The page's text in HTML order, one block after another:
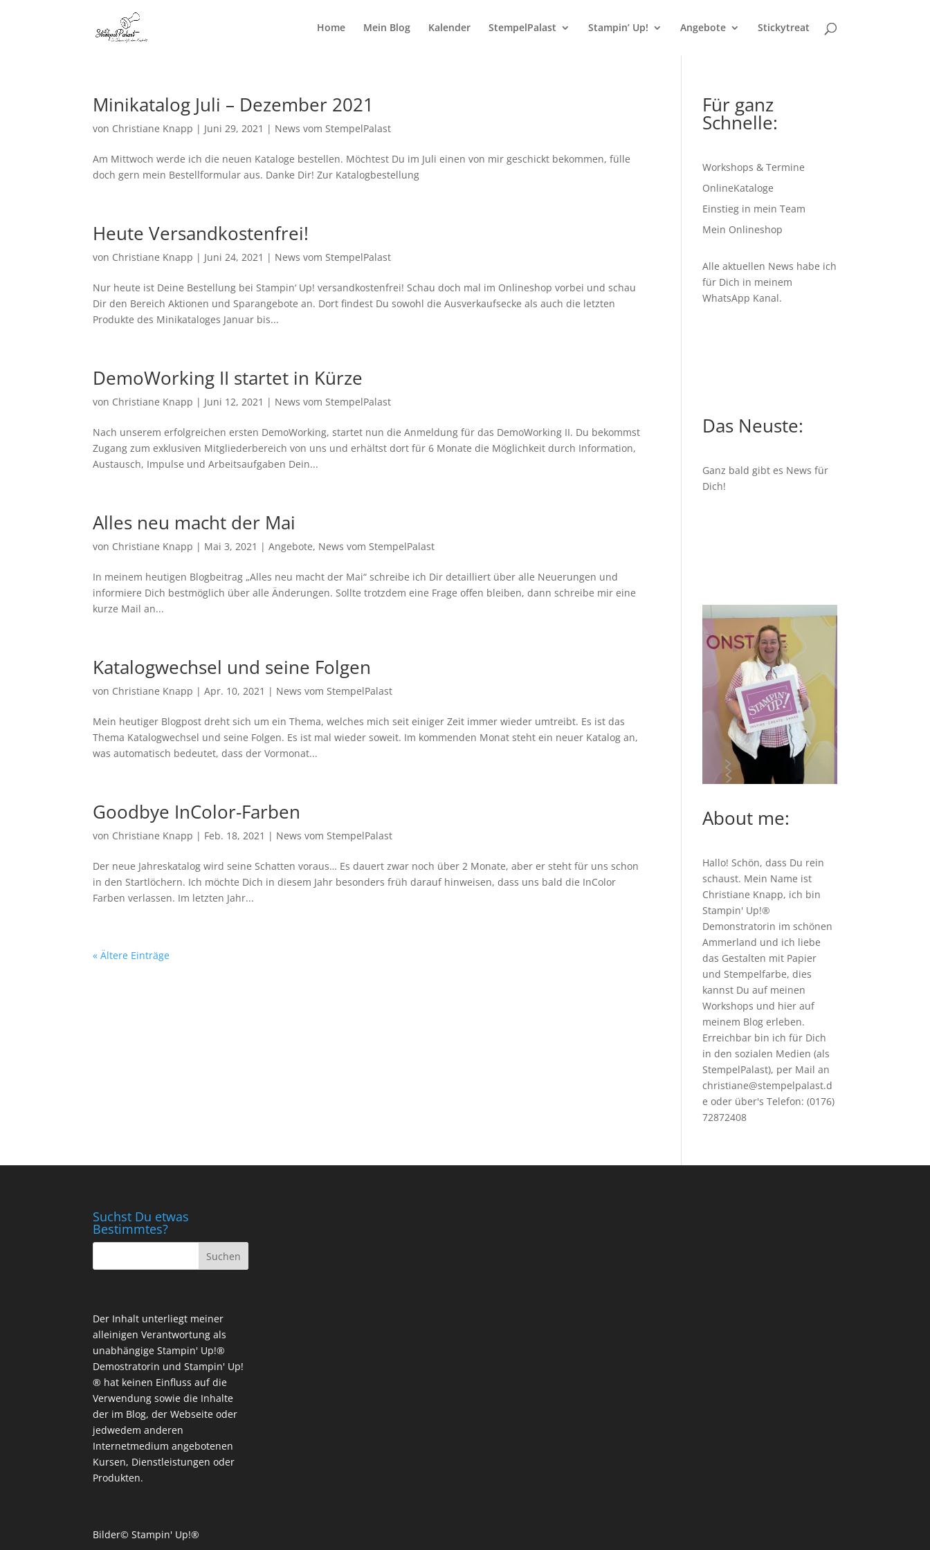
Home Mein Blog Kalender StempelPalast Stampin’ Up! Angebote Stickytreat
Minikatalog Juli – Dezember 2021
von Christiane Knapp | Juni 29, 2021 | News vom StempelPalast
Am Mittwoch werde ich die neuen Kataloge bestellen. Möchtest Du im Juli einen von mir geschickt bekommen, fülle
doch gern mein Bestellformular aus. Danke Dir! Zur Katalogbestellung
Heute Versandkostenfrei!
von Christiane Knapp | Juni 24, 2021 | News vom StempelPalast
Nur heute ist Deine Bestellung bei Stampin‘ Up! versandkostenfrei! Schau doch mal im Onlineshop vorbei und schau
Dir den Bereich Aktionen und Sparangebote an. Dort findest Du sowohl die Ausverkaufsecke als auch die letzten
Produkte des Minikataloges Januar bis...
DemoWorking II startet in Kürze
von Christiane Knapp | Juni 12, 2021 | News vom StempelPalast
Nach unserem erfolgreichen ersten DemoWorking, startet nun die Anmeldung für das DemoWorking II. Du bekommst
Zugang zum exklusiven Mitgliederbereich von uns und erhältst dort für 6 Monate die Möglichkeit durch Information,
Austausch, Impulse und Arbeitsaufgaben Dein...
Alles neu macht der Mai
von Christiane Knapp | Mai 3, 2021 |Angebote, News vom StempelPalast
In meinem heutigen Blogbeitrag „Alles neu macht der Mai“ schreibe ich Dir detailliert über alle Neuerungen und
informiere Dich bestmöglich über alle Änderungen. Sollte trotzdem eine Frage offen bleiben, dann schreibe mir eine
kurze Mail an...
Katalogwechsel und seine Folgen
von Christiane Knapp |Apr. 10, 2021 | News vom StempelPalast
Mein heutiger Blogpost dreht sich um ein Thema, welches mich seit einiger Zeit immer wieder umtreibt. Es ist das
Thema Katalogwechsel und seine Folgen. Es ist mal wieder soweit. Im kommenden Monat steht ein neuer Katalog an,
was automatisch bedeutet, dass der Vormonat...
Goodbye InColor-Farben
von Christiane Knapp | Feb. 18, 2021 | News vom StempelPalast
Der neue Jahreskatalog wird seine Schatten voraus… Es dauert zwar noch über 2 Monate, aber er steht für uns schon
in den Startlöchern. Ich möchte Dich in diesem Jahr besonders früh darauf hinweisen, dass uns bald die InColor
Farben verlassen. Im letzten Jahr...
« Ältere Einträge
Für ganz
Schnelle:
Workshops & Termine
OnlineKataloge
Einstieg in mein Team
Mein Onlineshop
Alle aktuellen News habe ich
für Dich in meinem
WhatsApp Kanal.
Das Neuste:
Ganz bald gibt es News für
Dich!
About me:
Hallo! Schön, dass Du rein
schaust. Mein Name ist
Christiane Knapp, ich bin
Stampin' Up!®
Demonstratorin im schönen
Ammerland und ich liebe
das Gestalten mit Papier
und Stempelfarbe, dies
kannst Du auf meinen
Workshops und hier auf
meinem Blog erleben.
Erreichbar bin ich für Dich
in den sozialen Medien (als
StempelPalast), per Mail an
christiane@stempelpalast.d
e oder über's Telefon: (0176)
72872408
Suchst Du etwas
Bestimmtes?
Der Inhalt unterliegt meiner
alleinigen Verantwortung als
unabhängige Stampin' Up!®
Demostratorin und Stampin' Up!
® hat keinen Einfluss auf die
Verwendung sowie die Inhalte
der im Blog, der Webseite oder
jedwedem anderen
Internetmedium angebotenen
Kursen, Dienstleistungen oder
Produkten.
Bilder© Stampin' Up!®